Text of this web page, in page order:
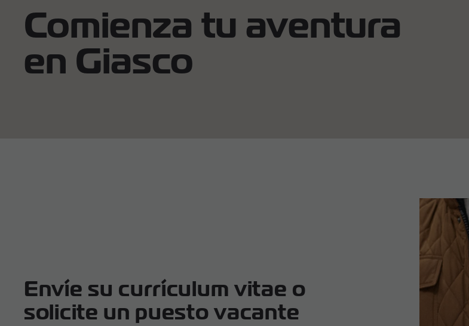
Comienza tu aventura
en Giasco
Envíe su currículum vitae o
solicite un puesto vacante